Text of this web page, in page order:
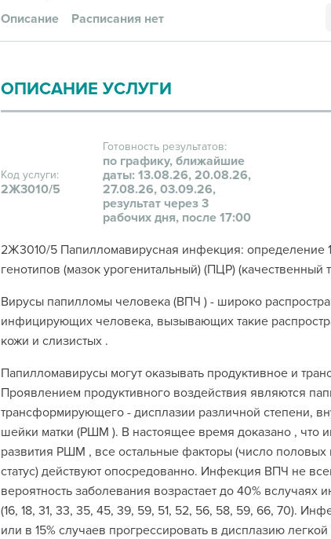
Описание Расписания нет
ОПИСАНИЕ УСЛУГИ
Код услуги:
2Ж3010/5
Готовность результатов:
по графику, ближайшие
даты: 13.08.26, 20.08.26,
27.08.26, 03.09.26,
результат через 3
рабочих дня, после 17:00
2Ж3010/5 Папилломавирусная инфекция: определение
генотипов (мазок урогенитальный) (ПЦР) (качественный
Вирусы папилломы человека (ВПЧ ) - широко
инфицирующих человека, вызывающих такие
кожи и слизистых .
Папилломавирусы могут оказывать продуктивное и
Проявлением продуктивного воздействия являются
трансформирующего - дисплазии различной степени,
шейки матки (РШМ ). В настоящее время доказано , что
развития РШМ , все остальные факторы (число
статус) действуют опосредованно. Инфекция ВПЧ не
вероятность заболевания возрастает до 40%
(16, 18, 31, 33, 35, 45, 39, 59, 51, 52, 56, 58, 59, 66, 70).
или в 15% случаев прогрессировать в дисплазию